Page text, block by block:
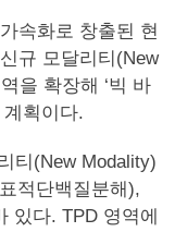
속화로 창출된 현
규 모달리티(New
을 확장해 ‘빅 바
획이다.
티(New Modality)
적단백질분해),
있다. TPD 영역에